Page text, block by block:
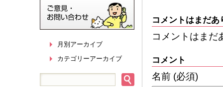
コメントはまだあ
コメントはまだ
コメント
名前 (必須)
月別アーカイブ
カテゴリーアーカイブ